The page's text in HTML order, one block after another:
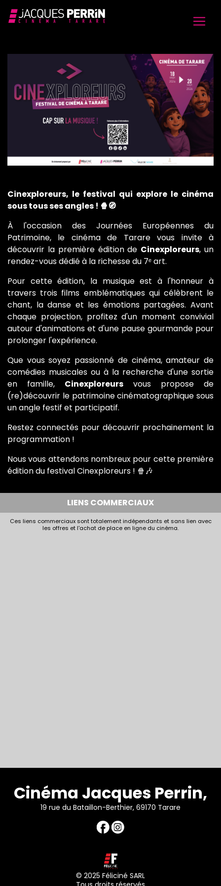
Cinexploreurs, le festival qui explore le cinéma
sous tous ses angles ! 🍿🧭
À l'occasion des Journées Européennes du
Patrimoine, le cinéma de Tarare vous invite à
découvrir la première édition de Cinexploreurs, un
rendez-vous dédié à la richesse du 7ᵉ art.
Pour cette édition, la musique est à l'honneur à
travers trois films emblématiques qui célèbrent le
chant, la danse et les émotions partagées. Avant
chaque projection, profitez d'un moment convivial
autour d'animations et d'une pause gourmande pour
prolonger l'expérience.
Que vous soyez passionné de cinéma, amateur de
comédies musicales ou à la recherche d'une sortie
en famille, Cinexploreurs vous propose de
(re)découvrir le patrimoine cinématographique sous
un angle festif et participatif.
Restez connectés pour découvrir prochainement la
programmation !
Nous vous attendons nombreux pour cette première
édition du festival Cinexploreurs ! 🍿🎶
LIENS COMMERCIAUX
Ces liens commerciaux sont totalement indépendants et sans lien avec
les offres et l'achat de place en ligne du cinéma.
Cinéma Jacques Perrin,
19 rue du Bataillon-Berthier, 69170 Tarare
© 2025 Féliciné SARL